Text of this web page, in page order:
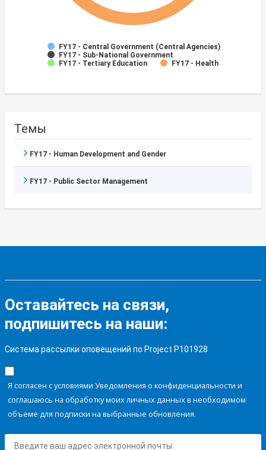
FY17 - Central Government (Central Agencies)
FY17 - Sub-National Government
FY17 - Tertiary Education
FY17 - Health
Темы
FY17 - Human Development and Gender
FY17 - Public Sector Management
Оставайтесь на связи,
подпишитесь на наши:
Система рассылки оповещений по Project P101928
Я согласен с условиями Уведомления о конфиденциальности и
соглашаюсь на обработку моих личных данных в необходимом
объеме для подписки на выбранные обновления.